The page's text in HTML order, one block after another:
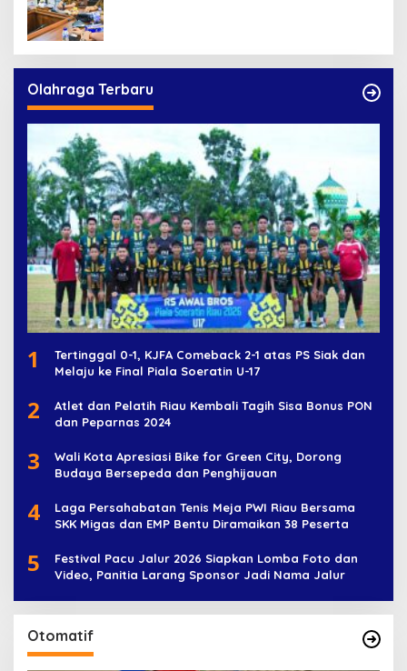
Olahraga Terbaru
1
Tertinggal 0-1, KJFA Comeback 2-1 atas PS Siak dan
Melaju ke Final Piala Soeratin U-17
2
Atlet dan Pelatih Riau Kembali Tagih Sisa Bonus PON
dan Peparnas 2024
3
Wali Kota Apresiasi Bike for Green City, Dorong
Budaya Bersepeda dan Penghijauan
4
Laga Persahabatan Tenis Meja PWI Riau Bersama
SKK Migas dan EMP Bentu Diramaikan 38 Peserta
5
Festival Pacu Jalur 2026 Siapkan Lomba Foto dan
Video, Panitia Larang Sponsor Jadi Nama Jalur
Otomatif